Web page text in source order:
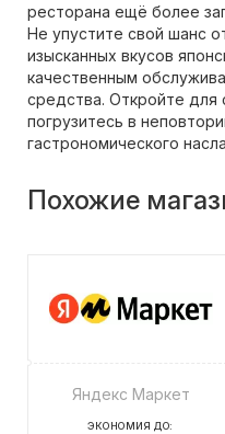
ресторана ещё более
Не упустите свой шанс
изысканных вкусов
качественным
средства. Откройте для
погрузитесь в
гастрономического
Похожие
Яндекс Маркет
ЭКОНОМИЯ ДО: